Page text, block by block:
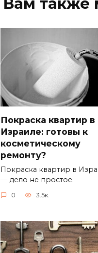
Покраска квартир в
Израиле: готовы к
косметическому
ремонту?
Покраска квартир в
— дело не простое.
0 3.5к.